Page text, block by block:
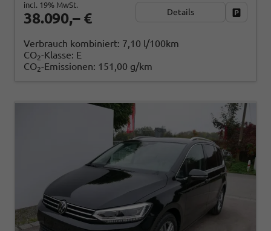
38.090,– €
incl. 19% MwSt.
Details
Verbrauch kombiniert: 7,10 l/100km
CO2-Klasse: E
CO2-Emissionen: 151,00 g/km